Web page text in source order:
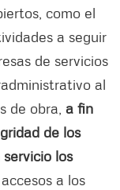
como el
a seguir
de servicios
al
de obra, a fin
de los
los
a los